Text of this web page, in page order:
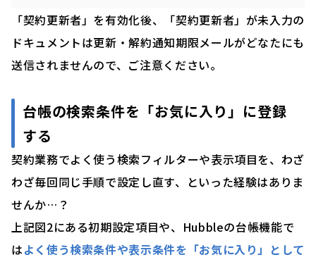
「契約更新者」を有効化後、「契約更新者」が未入力の
ドキュメントは更新・解約通知期限メールがどなたにも
送信されませんので、ご注意ください。
台帳の検索条件を「お気に入り」に登録
する
契約業務でよく使う検索フィルターや表示項目を、わざ
わざ毎回同じ手順で設定し直す、といった経験はありま
せんか…？
上記図2にある初期設定項目や、Hubbleの台帳機能で
はよく使う検索条件や表示条件を「お気に入り」として